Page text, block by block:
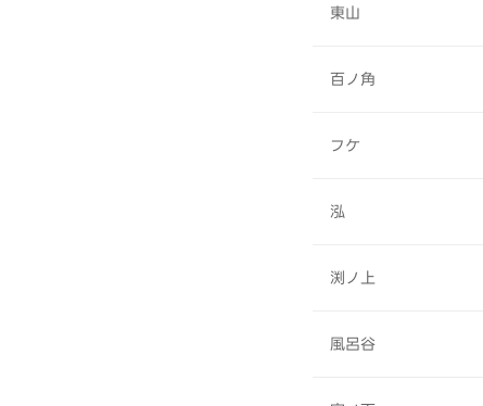
東山
百ノ角
フケ
泓
渕ノ上
風呂谷